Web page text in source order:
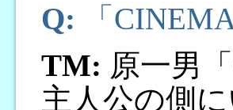
Q: 「
TM: 原一男
主人公の側